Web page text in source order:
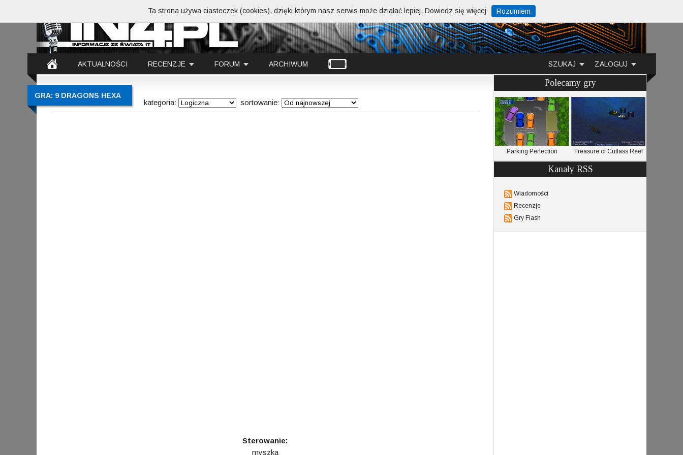
AKTUALNOŚCI RECENZJE FORUM ARCHIWUM ZALOGUJ
SZUKAJ
GRA: 9 DRAGONS HEXA
kategoria: sortowanie:
Sterowanie:
myszka
Polecamy gry
Parking Perfection Treasure of Cutlass Reef
Kanały RSS
Wiadomości
Recenzje
Gry Flash
Ta strona używa ciasteczek (cookies), dzięki którym nasz serwis może działać lepiej. Dowiedz się więcej Rozumiem